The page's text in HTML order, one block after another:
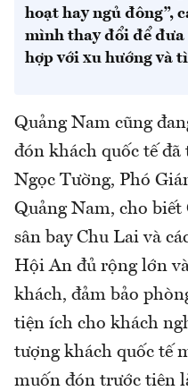
hoạt hay ngủ đông”,
mình thay đổi để đưa
hợp với xu hướng và
Quảng Nam cũng
đón khách quốc tế
Ngọc Tường, Phó
Quảng Nam, cho biết
sân bay Chu Lai và
Hội An đủ rộng lớn
khách, đảm bảo
tiện ích cho khách
tượng khách quốc tế
muốn đón trước tiên